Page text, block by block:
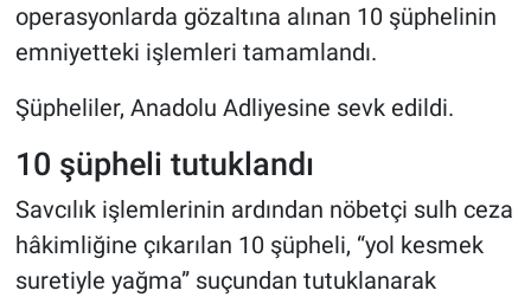
operasyonlarda gözaltına alınan 10 şüphelinin
emniyetteki işlemleri tamamlandı.
Şüpheliler, Anadolu Adliyesine sevk edildi.
10 şüpheli tutuklandı
Savcılık işlemlerinin ardından nöbetçi sulh ceza
hâkimliğine çıkarılan 10 şüpheli, “yol kesmek
suretiyle yağma” suçundan tutuklanarak